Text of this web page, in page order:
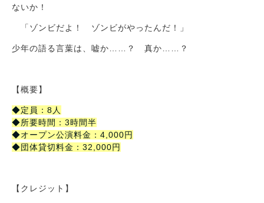
ないか！
「ゾンビだよ！ ゾンビがやったんだ！」
少年の語る言葉は、嘘か……？ 真か……？
【概要】
◆定員：8人
◆所要時間：3時間半
◆オープン公演料金：4,000円
◆団体貸切料金：32,000円
【クレジット】